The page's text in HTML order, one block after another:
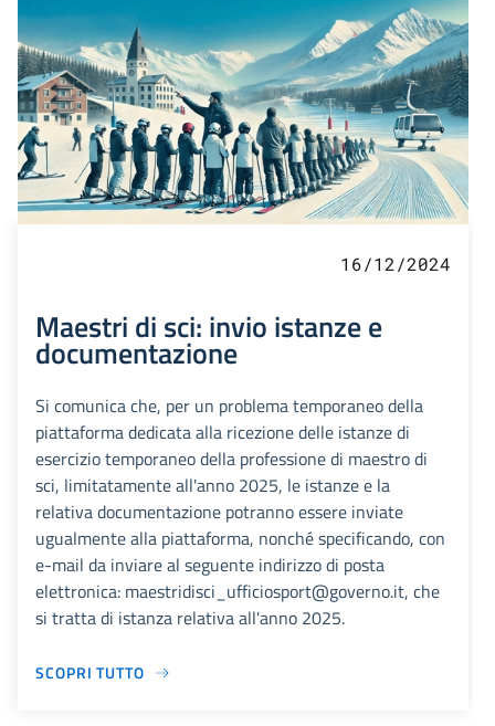
16/12/2024
Maestri di sci: invio istanze e
documentazione
Si comunica che, per un problema temporaneo della
piattaforma dedicata alla ricezione delle istanze di
esercizio temporaneo della professione di maestro di
sci, limitatamente all'anno 2025, le istanze e la
relativa documentazione potranno essere inviate
ugualmente alla piattaforma, nonché specificando, con
e-mail da inviare al seguente indirizzo di posta
elettronica: maestridisci_ufficiosport@governo.it, che
si tratta di istanza relativa all'anno 2025.
SCOPRI TUTTO